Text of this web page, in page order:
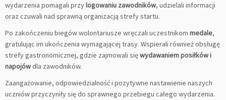
wydarzenia pomagali przylogowaniu zawodników, udzielali informacji
oraz czuwali nad sprawną organizacją strefy startu.
Po zakończeniu biegów wolontariusze wręczali uczestnikom medale,
gratulując im ukończenia wymagającej trasy. Wspierali również obsługę
strefy gastronomicznej, gdzie zajmowali sięwydawaniem posiłków i
napojówdla zawodników.
Zaangażowanie, odpowiedzialność i pozytywne nastawienie naszych
uczniów przyczyniły się do sprawnego przebiegu całego wydarzenia.